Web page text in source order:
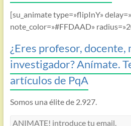
[su_animate type=»flipInY»
note_color=»#FFDAAD»
¿Eres profesor, docente,
investigador? Anímate.
artículos de PqA
Somos una élite de 2.927.
ANIMATE!